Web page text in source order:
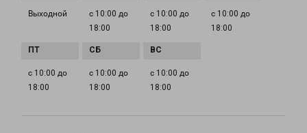
Выходной
с 10:00 до
18:00
с 10:00 до
18:00
с 10:00 до
18:00
с 10:00 до
18:00
с 10:00 до
18:00
с 10:00 до
18:00